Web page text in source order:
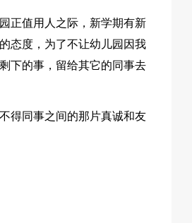
正值用人之际，新学期有新
态度，为了不让幼儿园因我
下的事，留给其它的同事去
得同事之间的那片真诚和友